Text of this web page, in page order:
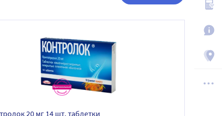
20 мг 14 шт. таблетки